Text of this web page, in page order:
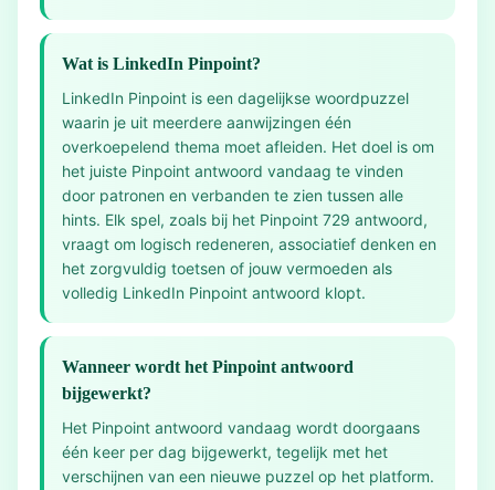
Wat is LinkedIn Pinpoint?
LinkedIn Pinpoint is een dagelijkse woordpuzzel
waarin je uit meerdere aanwijzingen één
overkoepelend thema moet afleiden. Het doel is om
het juiste Pinpoint antwoord vandaag te vinden
door patronen en verbanden te zien tussen alle
hints. Elk spel, zoals bij het Pinpoint 729 antwoord,
vraagt om logisch redeneren, associatief denken en
het zorgvuldig toetsen of jouw vermoeden als
volledig LinkedIn Pinpoint antwoord klopt.
Wanneer wordt het Pinpoint antwoord
bijgewerkt?
Het Pinpoint antwoord vandaag wordt doorgaans
één keer per dag bijgewerkt, tegelijk met het
verschijnen van een nieuwe puzzel op het platform.